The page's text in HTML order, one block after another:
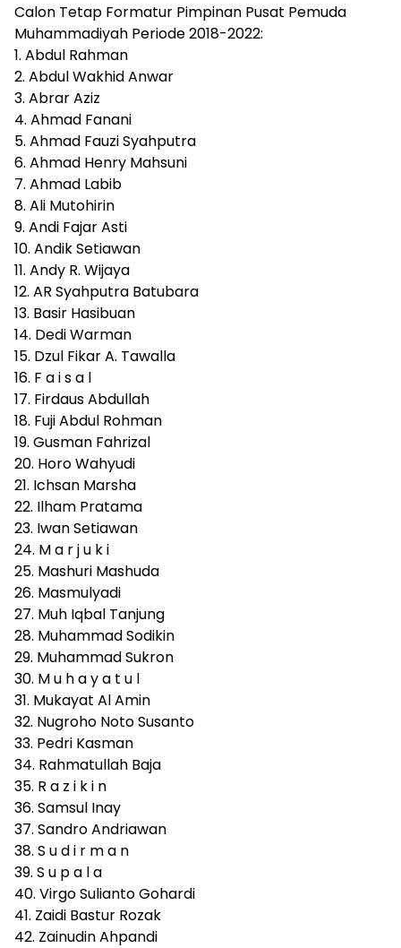
Calon Tetap Formatur Pimpinan Pusat Pemuda
Muhammadiyah Periode 2018-2022:
1. Abdul Rahman
2. Abdul Wakhid Anwar
3. Abrar Aziz
4. Ahmad Fanani
5. Ahmad Fauzi Syahputra
6. Ahmad Henry Mahsuni
7. Ahmad Labib
8. Ali Mutohirin
9. Andi Fajar Asti
10. Andik Setiawan
11. Andy R. Wijaya
12. AR Syahputra Batubara
13. Basir Hasibuan
14. Dedi Warman
15. Dzul Fikar A. Tawalla
16. F a i s a l
17. Firdaus Abdullah
18. Fuji Abdul Rohman
19. Gusman Fahrizal
20. Horo Wahyudi
21. Ichsan Marsha
22. Ilham Pratama
23. Iwan Setiawan
24. M a r j u k i
25. Mashuri Mashuda
26. Masmulyadi
27. Muh Iqbal Tanjung
28. Muhammad Sodikin
29. Muhammad Sukron
30. M u h a y a t u l
31. Mukayat Al Amin
32. Nugroho Noto Susanto
33. Pedri Kasman
34. Rahmatullah Baja
35. R a z i k i n
36. Samsul Inay
37. Sandro Andriawan
38. S u d i r m a n
39. S u p a l a
40. Virgo Sulianto Gohardi
41. Zaidi Bastur Rozak
42. Zainudin Ahpandi